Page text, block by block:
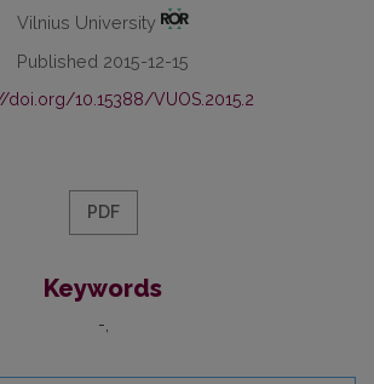
Vilnius University
Published 2015-12-15
doi.org/10.15388/VUOS.2015.2
PDF
Keywords
-